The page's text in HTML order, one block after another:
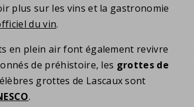
plus sur les vins et la gastronomie
du vin.
en plein air font également revivre
de préhistoire, les grottes de
grottes de Lascaux sont
.